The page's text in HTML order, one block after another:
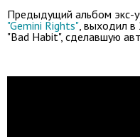
Предыдущий альбом экс-
"Gemini Rights", выходил в
"Bad Habit", сделавшую